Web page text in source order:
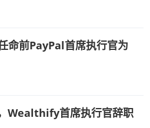
前PayPal首席执行官为
Wealthify首席执行官辞职